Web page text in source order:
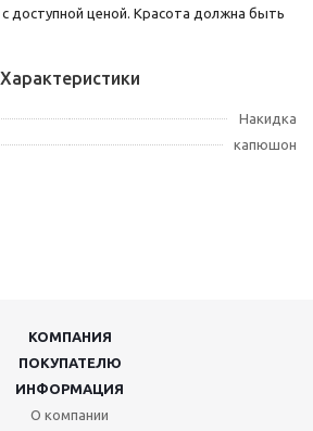
с доступной ценой. Красота должна быть
Характеристики
Накидка
капюшон
КОМПАНИЯ
ПОКУПАТЕЛЮ
ИНФОРМАЦИЯ
О компании